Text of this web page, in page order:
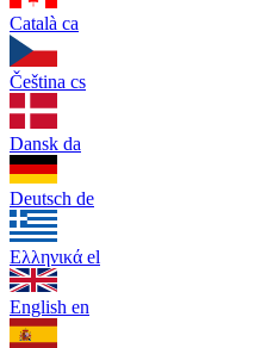
Català ca
Čeština cs
Dansk da
Deutsch de
Ελληνικά el
English en